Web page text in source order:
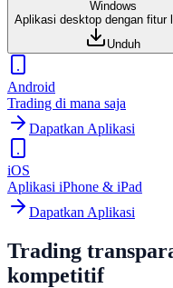
Windows
Aplikasi desktop dengan fitur
Unduh
Android
Trading di mana saja
Dapatkan Aplikasi
iOS
Aplikasi iPhone & iPad
Dapatkan Aplikasi
Trading
kompetitif